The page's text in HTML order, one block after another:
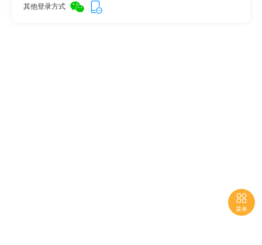
其他登录方式

菜单